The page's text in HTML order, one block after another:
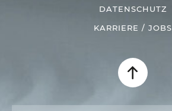
DATENSCHUTZ
KARRIERE / JOBS